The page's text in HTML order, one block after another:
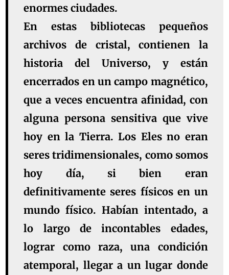
enormes ciudades.
En estas bibliotecas pequeños
archivos de cristal, contienen la
historia del Universo, y están
encerrados en un campo magnético,
que a veces encuentra afinidad, con
alguna persona sensitiva que vive
hoy en la Tierra. Los Eles no eran
seres tridimensionales, como somos
hoy día, si bien eran
definitivamente seres físicos en un
mundo físico. Habían intentado, a
lo largo de incontables edades,
lograr como raza, una condición
atemporal, llegar a un lugar donde